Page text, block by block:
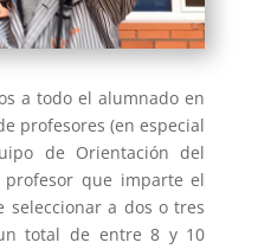
a todo el alumnado en
profesores (en especial
de Orientación del
profesor que imparte el
seleccionar a dos o tres
total de entre 8 y 10